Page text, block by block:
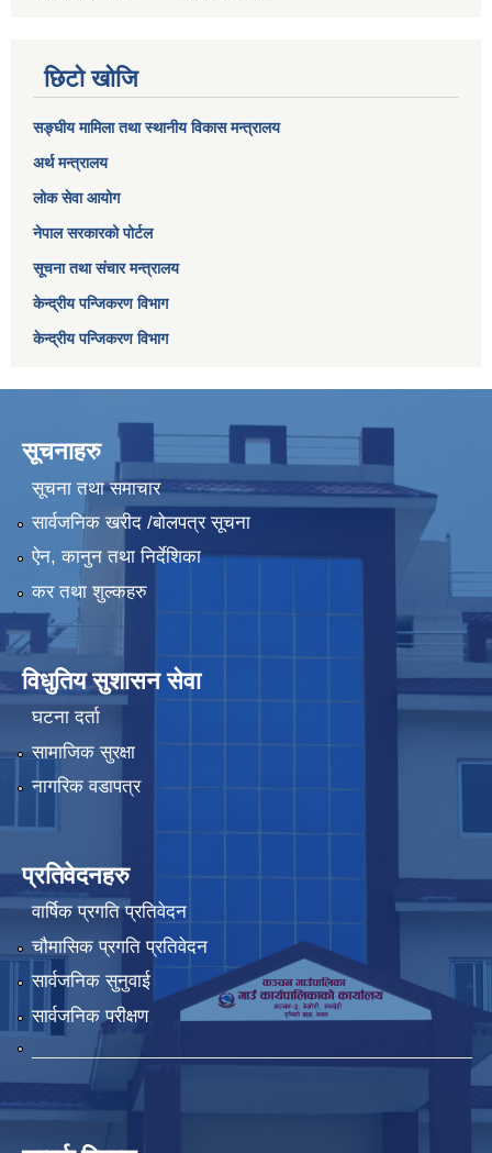
छिटो खोजि
सङ्घीय मामिला तथा स्थानीय विकास मन्त्रालय
अर्थ मन्त्रालय
लोक सेवा आयोग
नेपाल सरकारको पोर्टल
सूचना तथा संचार मन्त्रालय
केन्द्रीय पन्जिकरण विभाग
केन्द्रीय पन्जिकरण विभाग
सूचनाहरु
सूचना तथा समाचार
सार्वजनिक खरीद /बोलपत्र सूचना
ऐन, कानुन तथा निर्देशिका
कर तथा शुल्कहरु
विधुतिय सुशासन सेवा
घटना दर्ता
सामाजिक सुरक्षा
नागरिक वडापत्र
प्रतिवेदनहरु
वार्षिक प्रगति प्रतिवेदन
चौमासिक प्रगति प्रतिवेदन
सार्वजनिक सुनुवाई
सार्वजनिक परीक्षण